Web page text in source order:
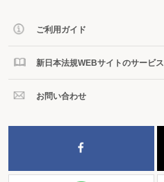
ご利用ガイド
新日本法規WEBサイトのサービス
お問い合わせ